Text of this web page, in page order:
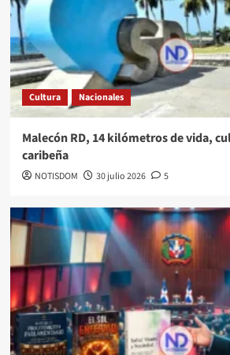
Cultura Nacionales
Malecón RD, 14 kilómetros de vida,
caribeña
NOTISDOM 30 julio 2026 5